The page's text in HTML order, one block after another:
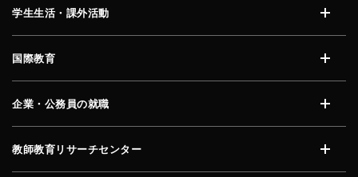
学生生活・課外活動
国際教育
企業・公務員の就職
教師教育リサーチセンター